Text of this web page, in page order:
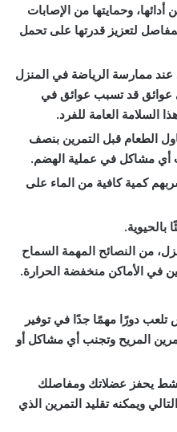
وحمايتها من الإصابات
لتعزيز قدرتها على تحمل
عند ممارسة الرياضة في المنزل
أي عوائق قد تسبب عوائق في
السلامة العامة للفرد.
الطعام قبل التمرين بنصف
أي مشاكل في عملية الهضم.
كمية كافية من الماء على
من النصائح المهمة السماح
في الأماكن منخفضة الحرارة.
تلعب دورًا مهمًا جدًا في توفير
المريح وتجنب أي مشاكل أو
نشط يحفز عضلاتك ومفاصلك
ويمكنه تقليد التمرين الذي